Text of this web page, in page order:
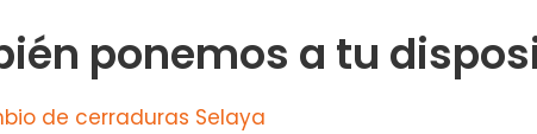
ponemos a tu
de cerraduras Selaya